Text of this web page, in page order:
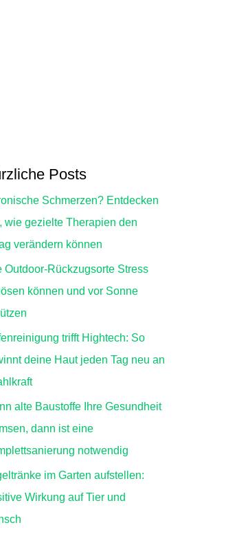
Posts
Schmerzen? Entdecken
wie gezielte Therapien den
verändern können
Outdoor-Rückzugsorte Stress
können und vor Sonne
trifft Hightech: So
deine Haut jeden Tag neu an
alte Baustoffe Ihre Gesundheit
dann ist eine
notwendig
im Garten aufstellen:
Wirkung auf Tier und